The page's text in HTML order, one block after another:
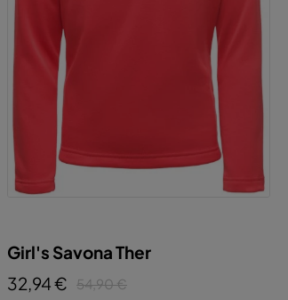
Girl's Savona Ther
32,94 € 54,90 €